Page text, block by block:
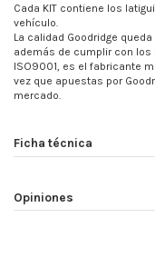
Cada KIT contiene los
vehículo.
La calidad Goodridge
además de cumplir con
ISO9001, es el fabricante
vez que apuestas por
mercado.
Ficha técnica
Opiniones